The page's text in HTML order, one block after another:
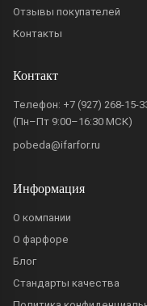
Отзывы покупателей
Контакты
Контакт
Телефон: +7 (927) 268-15-
(Пн–Пт 9:00–16:30 МСК)
pobeda@ifarfor.ru
Информация
О компании
О фарфоре
Блог
Стандарты качества